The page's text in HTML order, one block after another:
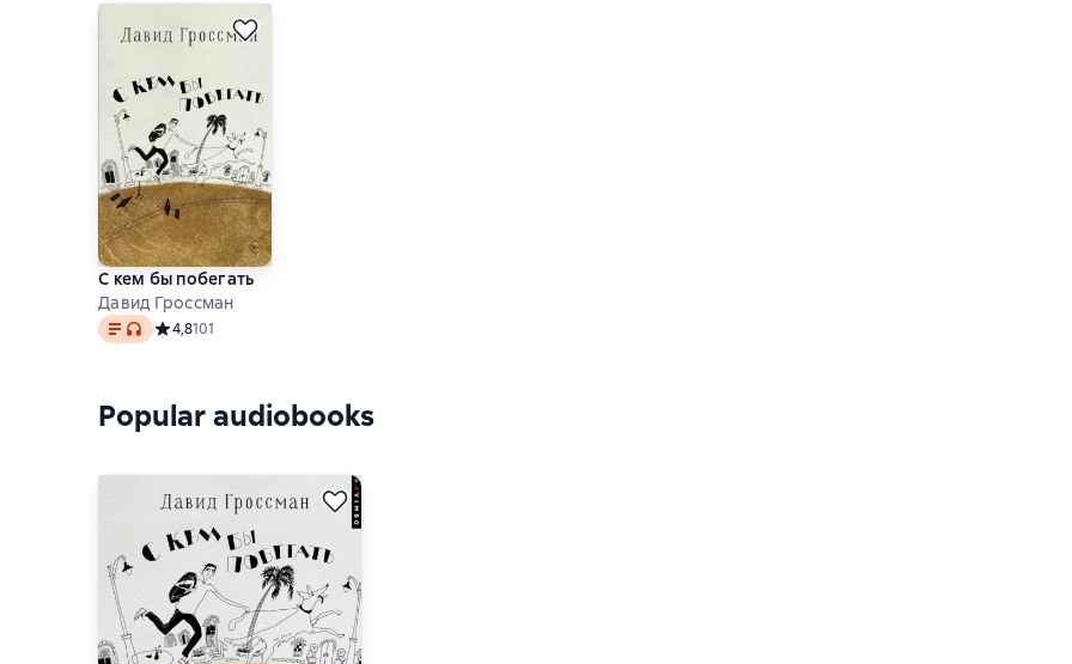
С кем бы побегать
Давид Гроссман
Text, audio format available
Средний рейтинг 4,8 на основе 101 оценок
4,8101
Popular audiobooks